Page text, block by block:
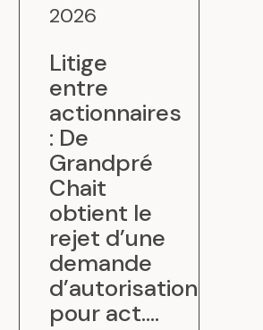
2026
Litige
entre
actionnaires
: De
Grandpré
Chait
obtient le
rejet d’une
demande
d’autorisation
pour act....